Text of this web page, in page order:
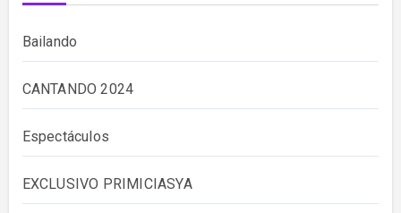
Bailando
CANTANDO 2024
Espectáculos
EXCLUSIVO PRIMICIASYA